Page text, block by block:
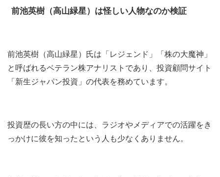
前池英樹（高山緑星）は怪しい人物なのか検証
前池英樹（高山緑星）氏は「レジェンド」「株の大魔神」
と呼ばれるベテラン株アナリストであり、投資顧問サイト
「新生ジャパン投資」の代表を務めています。
投資歴の長い方の中には、ラジオやメディアでの活躍をき
っかけに彼を知ったという人も少なくありません。